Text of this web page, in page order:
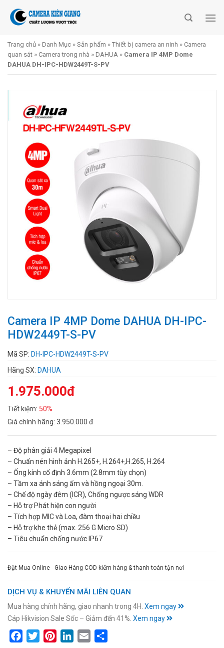
Trang chủ » Danh Mục » Sản phẩm » Thiết bị camera an ninh » Camera
quan sát » Camera trong nhà » DAHUA » Camera IP 4MP Dome
DAHUA DH-IPC-HDW2449T-S-PV
Camera IP 4MP Dome DAHUA DH-IPC-
HDW2449T-S-PV
Mã SP: DH-IPC-HDW2449T-S-PV
Hãng SX: DAHUA
1.975.000đ
Tiết kiệm: 50%
Giá chính hãng: 3.950.000 đ
– Độ phân giải 4 Megapixel
– Chuẩn nén hình ảnh H.265+, H.264+,H.265, H.264
– Ống kính cố định 3.6mm (2.8mm tùy chọn)
– Tầm xa ánh sáng ấm và hồng ngoại 30m.
– Chế độ ngày đêm (ICR), Chống ngược sáng WDR
– Hỗ trợ Phát hiện con người
– Tích hợp MIC và Loa, đàm thoại hai chiều
– Hỗ trợ khe thẻ (max. 256 G Micro SD)
– Tiêu chuẩn chống nước IP67
Đặt Mua Online - Giao Hàng COD kiểm hàng & thanh toán tận nơi
DỊCH VỤ & KHUYẾN MÃI LIÊN QUAN
Mua hàng chính hãng, giao nhanh trong 4H. Xem ngay
Cáp Hikvision Sale Sốc – Giảm đến 41%. Xem ngay
FacebookTwitterPinterestLinkedIn
Email